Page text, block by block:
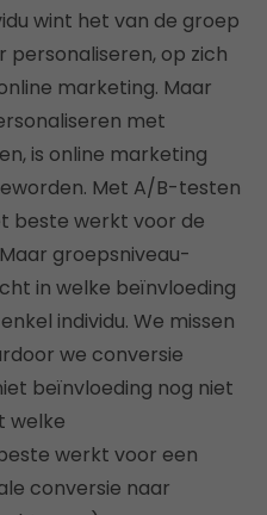
wint het van de groep
personaliseren, op zich
marketing. Maar
met
is online marketing
Met A/B-testen
beste werkt voor de
groepsniveau-
in welke beïnvloeding
individu. We missen
we conversie
beïnvloeding nog niet
welke
werkt voor een
conversie naar